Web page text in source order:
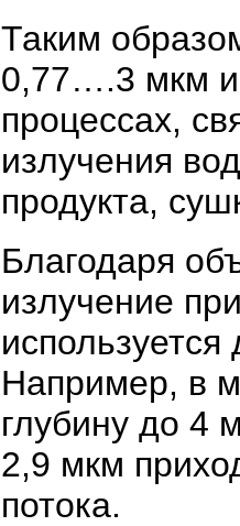
Таким
0,77….3 мкм
процессах,
излучения
продукта,
Благодаря
излучение
используется
Например, в
глубину до 4
2,9 мкм
потока.